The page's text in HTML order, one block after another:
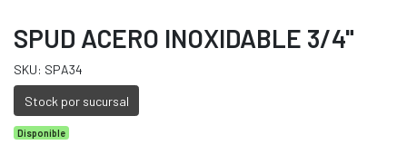
SPUD ACERO INOXIDABLE 3/4"
SKU: SPA34
Stock por sucursal
Disponible